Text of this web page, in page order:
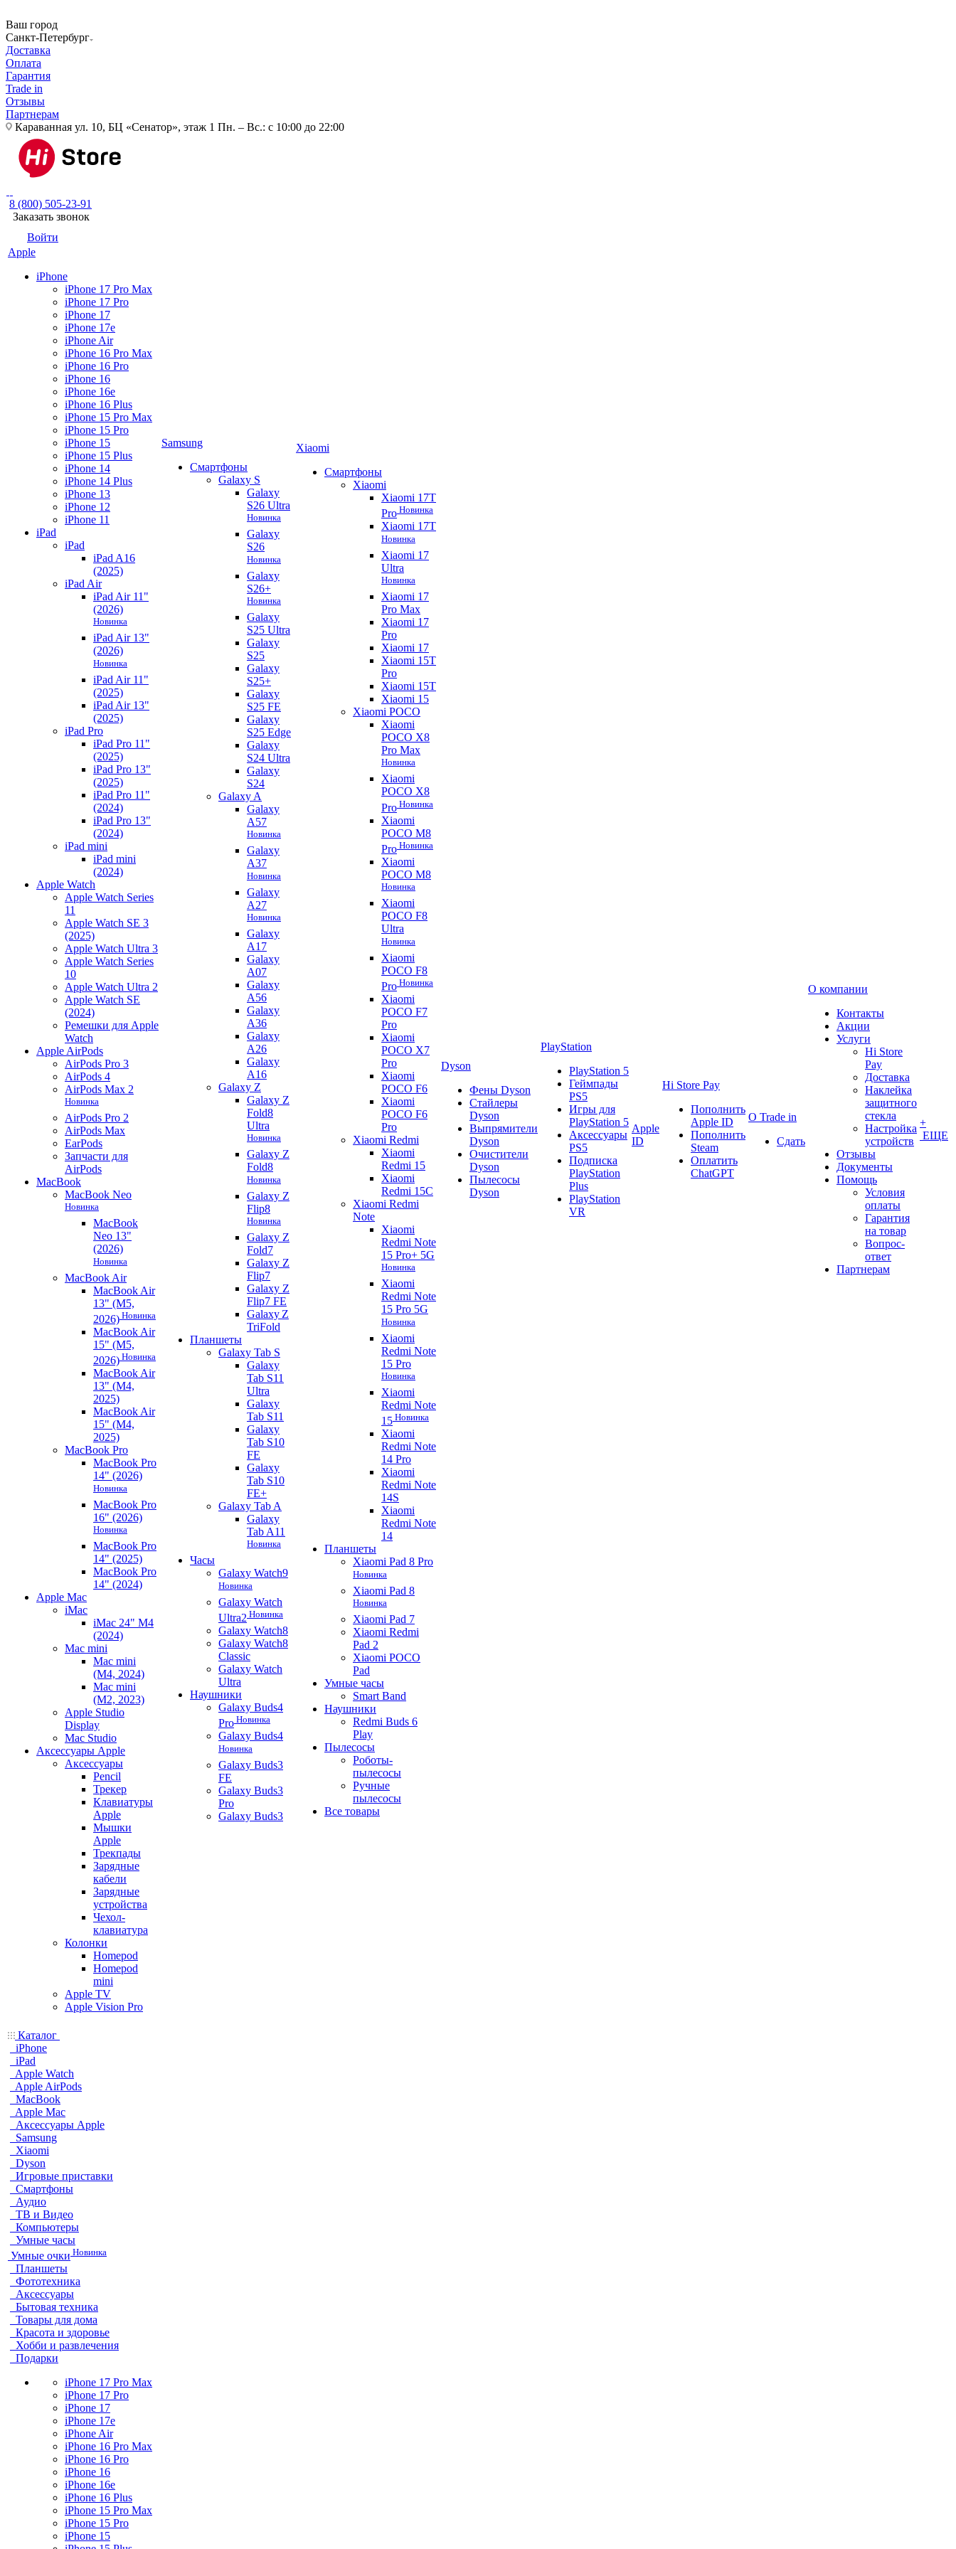
Ваш город
Санкт-Петербург
Доставка
Оплата
Гарантия
Trade in
Отзывы
Партнерам
Караванная ул. 10, БЦ «Сенатор», этаж 1 Пн. – Вс.: с 10:00 до 22:00
8 (800) 505-23-91
Заказать звонок
Войти
Apple
iPhone
iPhone 17 Pro Max
iPhone 17 Pro
iPhone 17
iPhone 17e
iPhone Air
iPhone 16 Pro Max
iPhone 16 Pro
iPhone 16
iPhone 16e
iPhone 16 Plus
iPhone 15 Pro Max
iPhone 15 Pro
iPhone 15
iPhone 15 Plus
iPhone 14
iPhone 14 Plus
iPhone 13
iPhone 12
iPhone 11
iPad
iPad
iPad A16
(2025)
iPad Air
iPad Air 11"
(2026)
Новинка
iPad Air 13"
(2026)
Новинка
iPad Air 11"
(2025)
iPad Air 13"
(2025)
iPad Pro
iPad Pro 11"
(2025)
iPad Pro 13"
(2025)
iPad Pro 11"
(2024)
iPad Pro 13"
(2024)
iPad mini
iPad mini
(2024)
Apple Watch
Apple Watch Series
11
Apple Watch SE 3
(2025)
Apple Watch Ultra 3
Apple Watch Series
10
Apple Watch Ultra 2
Apple Watch SE
(2024)
Ремешки для Apple
Watch
Apple AirPods
AirPods Pro 3
AirPods 4
AirPods Max 2
Новинка
AirPods Pro 2
AirPods Max
EarPods
Запчасти для
AirPods
MacBook
MacBook Neo
Новинка
MacBook
Neo 13"
(2026)
Новинка
MacBook Air
MacBook Air
13" (M5,
2026) Новинка
MacBook Air
15" (M5,
2026) Новинка
MacBook Air
13" (M4,
2025)
MacBook Air
15" (M4,
2025)
MacBook Pro
MacBook Pro
14" (2026)
Новинка
MacBook Pro
16" (2026)
Новинка
MacBook Pro
14" (2025)
MacBook Pro
14" (2024)
Apple Mac
iMac
iMac 24" M4
(2024)
Mac mini
Mac mini
(M4, 2024)
Mac mini
(M2, 2023)
Apple Studio
Display
Mac Studio
Аксессуары Apple
Аксессуары
Pencil
Трекер
Клавиатуры
Apple
Мышки
Apple
Трекпады
Зарядные
кабели
Зарядные
устройства
Чехол-
клавиатура
Колонки
Homepod
Homepod
mini
Apple TV
Apple Vision Pro
Samsung
Смартфоны
Galaxy S
Galaxy
S26 Ultra
Новинка
Galaxy
S26
Новинка
Galaxy
S26+
Новинка
Galaxy
S25 Ultra
Galaxy
S25
Galaxy
S25+
Galaxy
S25 FE
Galaxy
S25 Edge
Galaxy
S24 Ultra
Galaxy
S24
Galaxy A
Galaxy
A57
Новинка
Galaxy
A37
Новинка
Galaxy
A27
Новинка
Galaxy
A17
Galaxy
A07
Galaxy
A56
Galaxy
A36
Galaxy
A26
Galaxy
A16
Galaxy Z
Galaxy Z
Fold8
Ultra
Новинка
Galaxy Z
Fold8
Новинка
Galaxy Z
Flip8
Новинка
Galaxy Z
Fold7
Galaxy Z
Flip7
Galaxy Z
Flip7 FE
Galaxy Z
TriFold
Планшеты
Galaxy Tab S
Galaxy
Tab S11
Ultra
Galaxy
Tab S11
Galaxy
Tab S10
FE
Galaxy
Tab S10
FE+
Galaxy Tab A
Galaxy
Tab A11
Новинка
Часы
Galaxy Watch9
Новинка
Galaxy Watch
Ultra2 Новинка
Galaxy Watch8
Galaxy Watch8
Classic
Galaxy Watch
Ultra
Наушники
Galaxy Buds4
Pro Новинка
Galaxy Buds4
Новинка
Galaxy Buds3
FE
Galaxy Buds3
Pro
Galaxy Buds3
Xiaomi
Смартфоны
Xiaomi
Xiaomi 17T
Pro Новинка
Xiaomi 17T
Новинка
Xiaomi 17
Ultra
Новинка
Xiaomi 17
Pro Max
Xiaomi 17
Pro
Xiaomi 17
Xiaomi 15T
Pro
Xiaomi 15T
Xiaomi 15
Xiaomi POCO
Xiaomi
POCO X8
Pro Max
Новинка
Xiaomi
POCO X8
Pro Новинка
Xiaomi
POCO M8
Pro Новинка
Xiaomi
POCO M8
Новинка
Xiaomi
POCO F8
Ultra
Новинка
Xiaomi
POCO F8
Pro Новинка
Xiaomi
POCO F7
Pro
Xiaomi
POCO X7
Pro
Xiaomi
POCO F6
Xiaomi
POCO F6
Pro
Xiaomi Redmi
Xiaomi
Redmi 15
Xiaomi
Redmi 15C
Xiaomi Redmi
Note
Xiaomi
Redmi Note
15 Pro+ 5G
Новинка
Xiaomi
Redmi Note
15 Pro 5G
Новинка
Xiaomi
Redmi Note
15 Pro
Новинка
Xiaomi
Redmi Note
15 Новинка
Xiaomi
Redmi Note
14 Pro
Xiaomi
Redmi Note
14S
Xiaomi
Redmi Note
14
Планшеты
Xiaomi Pad 8 Pro
Новинка
Xiaomi Pad 8
Новинка
Xiaomi Pad 7
Xiaomi Redmi
Pad 2
Xiaomi POCO
Pad
Умные часы
Smart Band
Наушники
Redmi Buds 6
Play
Пылесосы
Роботы-
пылесосы
Ручные
пылесосы
Все товары
Dyson
Фены Dyson
Стайлеры
Dyson
Выпрямители
Dyson
Очистители
Dyson
Пылесосы
Dyson
PlayStation
PlayStation 5
Геймпады
PS5
Игры для
PlayStation 5
Аксессуары
PS5
Подписка
PlayStation
Plus
PlayStation
VR
Apple
ID
Hi Store Pay
Пополнить
Apple ID
Пополнить
Steam
Оплатить
ChatGPT
О Trade in
Сдать
О компании
Контакты
Акции
Услуги
Hi Store
Pay
Доставка
Наклейка
защитного
стекла
Настройка
устройств
Отзывы
Документы
Помощь
Условия
оплаты
Гарантия
на товар
Вопрос-
ответ
Партнерам
+
ЕЩЕ
Каталог
iPhone
iPad
Apple Watch
Apple AirPods
MacBook
Apple Mac
Аксессуары Apple
Samsung
Xiaomi
Dyson
Игровые приставки
Смартфоны
Аудио
ТВ и Видео
Компьютеры
Умные часы
Умные очки Новинка
Планшеты
Фототехника
Аксессуары
Бытовая техника
Товары для дома
Красота и здоровье
Хобби и развлечения
Подарки
iPhone 17 Pro Max
iPhone 17 Pro
iPhone 17
iPhone 17e
iPhone Air
iPhone 16 Pro Max
iPhone 16 Pro
iPhone 16
iPhone 16e
iPhone 16 Plus
iPhone 15 Pro Max
iPhone 15 Pro
iPhone 15